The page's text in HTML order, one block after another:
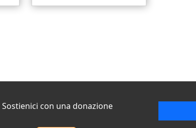
Sostienici con una donazione